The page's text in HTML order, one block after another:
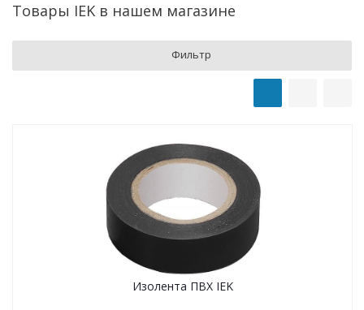
Товары IEK в нашем магазине
Фильтр
Изолента ПВХ IEK